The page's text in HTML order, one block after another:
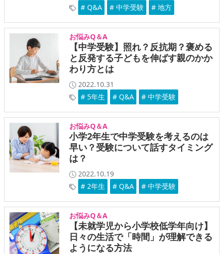
# Q&A
# 中学受験 # 地方
お悩みQ＆A
【中学受験】照れ？反抗期？褒める
と反発する子どもを伸ばす親のかか
わり方とは
2022.10.31
# 5年生
# Q&A # 中学受験
お悩みQ＆A
小学2年生で中学受験を考えるのは
早い？受験について話すタイミング
は？
2022.10.19
# 2年生
# Q&A # 中学受験
お悩みQ＆A
【未就学児から小学校低学年向け】
日々の生活で「時間」が理解できる
ようになる方法